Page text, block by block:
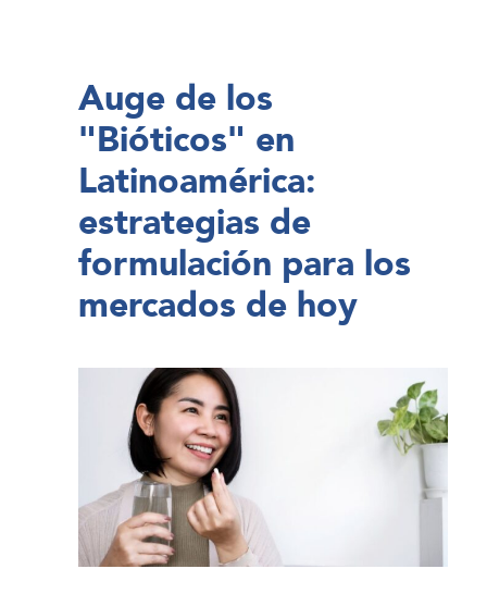
Auge de los
"Bióticos" en
Latinoamérica:
estrategias de
formulación para los
mercados de hoy